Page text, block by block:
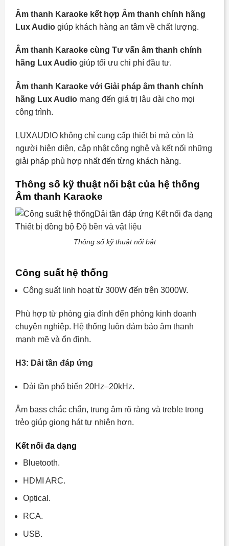
Âm thanh Karaoke kết hợp Âm thanh chính hãng
Lux Audio giúp khách hàng an tâm về chất lượng.
Âm thanh Karaoke cùng Tư vấn âm thanh chính
hãng Lux Audio giúp tối ưu chi phí đầu tư.
Âm thanh Karaoke với Giải pháp âm thanh chính
hãng Lux Audio mang đến giá trị lâu dài cho mọi
công trình.
LUXAUDIO không chỉ cung cấp thiết bị mà còn là
người hiện diện, cập nhật công nghệ và kết nối những
giải pháp phù hợp nhất đến từng khách hàng.
Thông số kỹ thuật nổi bật của hệ thống
Âm thanh Karaoke
Thông số kỹ thuật nổi bật
Công suất hệ thống
Công suất linh hoạt từ 300W đến trên 3000W.
Phù hợp từ phòng gia đình đến phòng kinh doanh
chuyên nghiệp. Hệ thống luôn đảm bảo âm thanh
mạnh mẽ và ổn định.
H3: Dải tần đáp ứng
Dải tần phổ biến 20Hz–20kHz.
Âm bass chắc chắn, trung âm rõ ràng và treble trong
trẻo giúp giọng hát tự nhiên hơn.
Kết nối đa dạng
Bluetooth.
HDMI ARC.
Optical.
RCA.
USB.